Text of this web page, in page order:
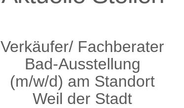
Verkäufer/ Fachberater
Bad-Ausstellung
(m/w/d) am Standort
Weil der Stadt